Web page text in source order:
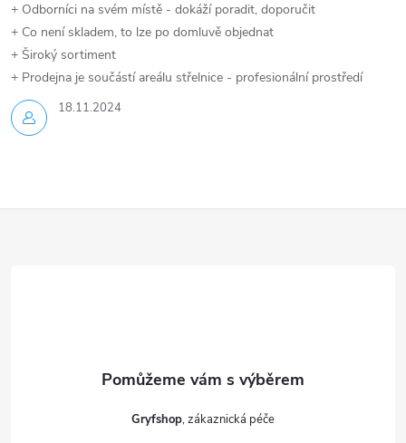
18.11.2024
+ Odborníci na svém místě - dokáží poradit, doporučit
+ Co není skladem, to lze po domluvě objednat
+ Široký sortiment
+ Prodejna je součástí areálu střelnice - profesionální prostředí
Gryfshop